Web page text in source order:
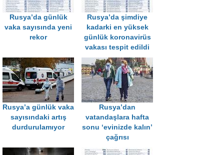
Rusya’da günlük
vaka sayısında yeni
rekor
Rusya’da şimdiye
kadarki en yüksek
günlük koronavirüs
vakası tespit edildi
Rusya’a günlük vaka
sayısındaki artış
durdurulamıyor
Rusya’dan
vatandaşlara hafta
sonu ‘evinizde kalın’
çağrısı